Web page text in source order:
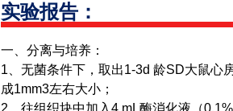
实验报告：
一、分离与培养：
1、无菌条件下，取出1-3d 龄SD大鼠心
成1mm3左右大小；
2、往组织块中加入4 mL酶消化液（